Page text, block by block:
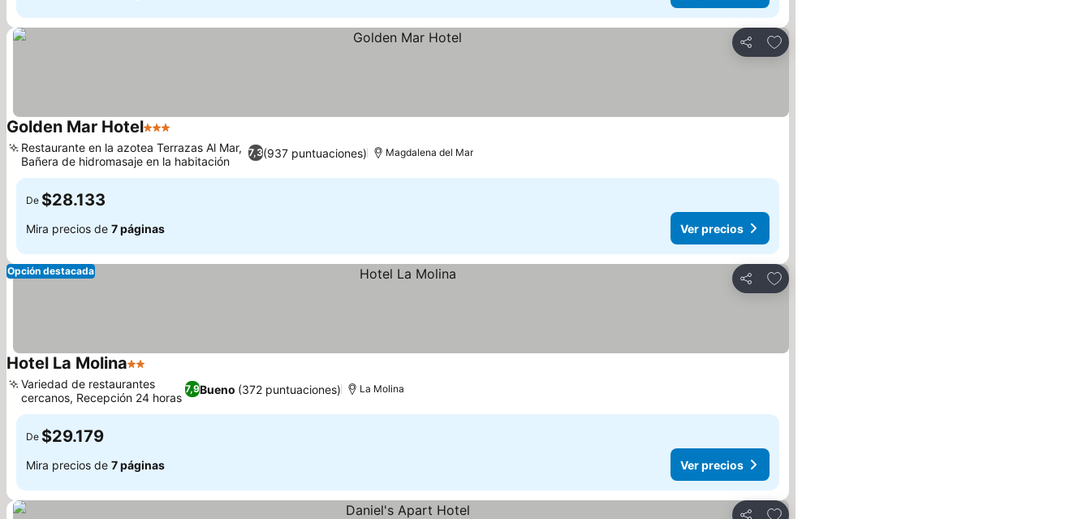
Compartir
Agregar a favoritos
Golden Mar Hotel3 Estrellas
7,3(937 puntuaciones)
Restaurante en la azotea Terrazas Al Mar,
Bañera de hidromasaje en la habitación
Magdalena del Mar
De $28.133
Mira precios de 7 páginas Ver precios
Compartir
Agregar a favoritos
Opción destacada
Hotel La Molina2 Estrellas
7,9Bueno (372 puntuaciones)
Variedad de restaurantes
cercanos, Recepción 24 horas
La Molina
De $29.179
Mira precios de 7 páginas Ver precios
Agregar a favoritos